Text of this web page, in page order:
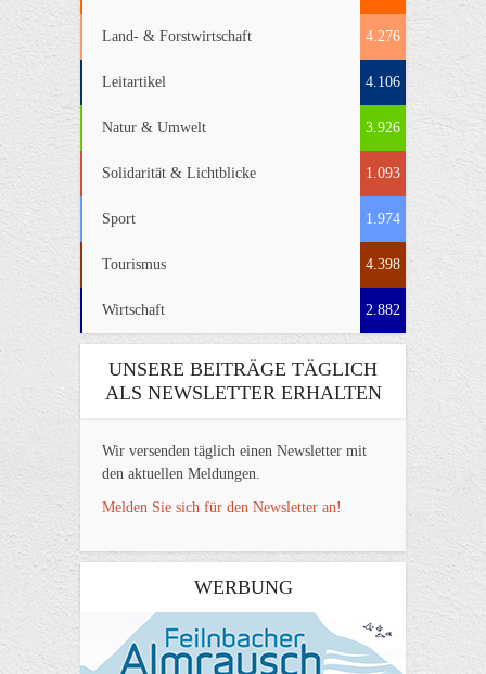
Land- & Forstwirtschaft 4.276
Leitartikel 4.106
Natur & Umwelt 3.926
Solidarität & Lichtblicke 1.093
Sport 1.974
Tourismus 4.398
Wirtschaft 2.882
UNSERE BEITRÄGE TÄGLICH
ALS NEWSLETTER ERHALTEN
Wir versenden täglich einen Newsletter mit
den aktuellen Meldungen.
Melden Sie sich für den Newsletter an!
WERBUNG